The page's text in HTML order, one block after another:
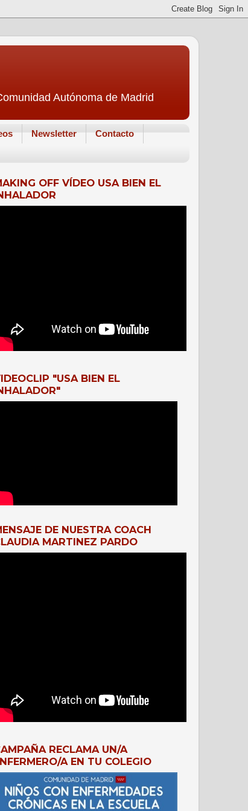
Autónoma de Madrid
Newsletter
Contacto
OFF VÍDEO USA BIEN EL
"USA BIEN EL
DE NUESTRA COACH
MARTINEZ PARDO
RECLAMA UN/A
A EN TU COLEGIO